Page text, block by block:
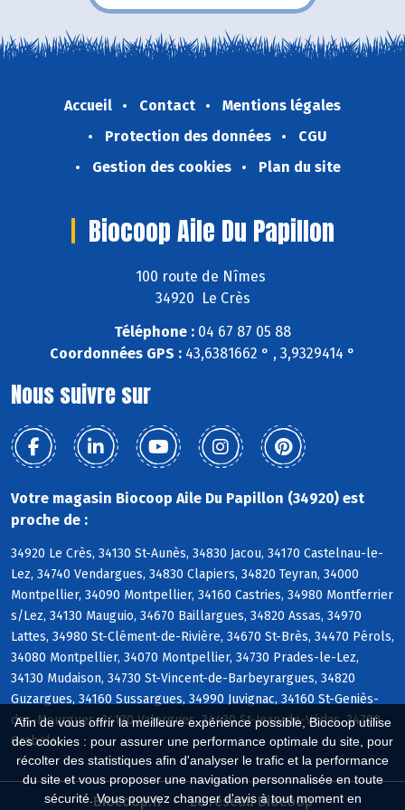
Afin de vous offrir la meilleure expérience possible, Biocoop utilise
des cookies : pour assurer une performance optimale du site, pour
récolter des statistiques afin d'analyser le trafic et la performance
du site et vous proposer une navigation personnalisée en toute
sécurité. Vous pouvez changer d'avis à tout moment en
Accueil Contact
Mentions légales
Protection des données
CGU
Gestion des cookies
Plan du site
Biocoop Aile Du Papillon
100 route de Nîmes
34920 Le Crès
Téléphone : 04 67 87 05 88
Coordonnées GPS : 43,6381662 ° , 3,9329414 °
Nous suivre sur
Votre magasin Biocoop Aile Du Papillon (34920) est
proche de :
34920 Le Crès, 34130 St-Aunès, 34830 Jacou, 34170 Castelnau-le-
Lez, 34740 Vendargues, 34830 Clapiers, 34820 Teyran, 34000
Montpellier, 34090 Montpellier, 34160 Castries, 34980 Montferrier
s/Lez, 34130 Mauguio, 34670 Baillargues, 34820 Assas, 34970
Lattes, 34980 St-Clément-de-Rivière, 34670 St-Brès, 34470 Pérols,
34080 Montpellier, 34070 Montpellier, 34730 Prades-le-Lez,
34130 Mudaison, 34730 St-Vincent-de-Barbeyrargues, 34820
Guzargues, 34160 Sussargues, 34990 Juvignac, 34160 St-Geniès-
des-Mourgues, 34130 Valergues, 34430 St-Jean-de-Védas, 34790
Grabels
Biocoop.fr Le réseau Biocoop